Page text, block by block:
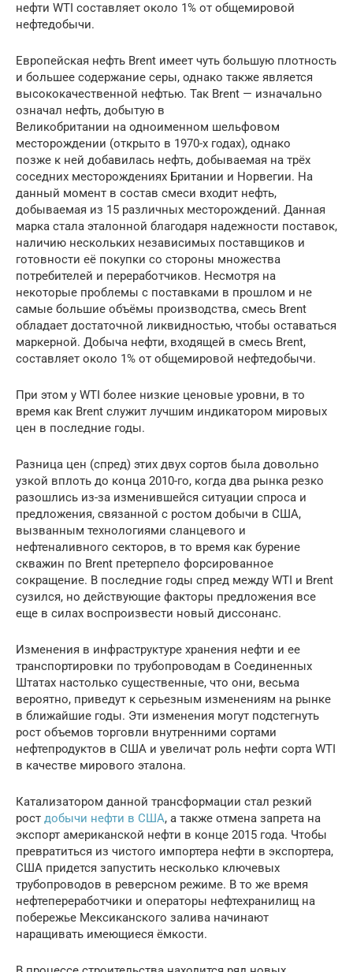
нефти WTI составляет около 1% от общемировой
нефтедобычи.
Европейская нефть Brent имеет чуть большую плотность
и большее содержание серы, однако также является
высококачественной нефтью. Так Brent — изначально
означал нефть, добытую в
Великобритании на одноименном шельфовом
месторождении (открыто в 1970-х годах), однако
позже к ней добавилась нефть, добываемая на трёх
соседних месторождениях Британии и Норвегии. На
данный момент в состав смеси входит нефть,
добываемая из 15 различных месторождений. Данная
марка стала эталонной благодаря надежности поставок,
наличию нескольких независимых поставщиков и
готовности её покупки со стороны множества
потребителей и переработчиков. Несмотря на
некоторые проблемы с поставками в прошлом и не
самые большие объёмы производства, смесь Brent
обладает достаточной ликвидностью, чтобы оставаться
маркерной. Добыча нефти, входящей в смесь Brent,
составляет около 1% от общемировой нефтедобычи.
При этом у WTI более низкие ценовые уровни, в то
время как Brent служит лучшим индикатором мировых
цен в последние годы.
Разница цен (спред) этих двух сортов была довольно
узкой вплоть до конца 2010-го, когда два рынка резко
разошлись из-за изменившейся ситуации спроса и
предложения, связанной с ростом добычи в США,
вызванным технологиями сланцевого и
нефтеналивного секторов, в то время как бурение
скважин по Brent претерпело форсированное
сокращение. В последние годы спред между WTI и Brent
сузился, но действующие факторы предложения все
еще в силах воспроизвести новый диссонанс.
Изменения в инфраструктуре хранения нефти и ее
транспортировки по трубопроводам в Соединенных
Штатах настолько существенные, что они, весьма
вероятно, приведут к серьезным изменениям на рынке
в ближайшие годы. Эти изменения могут подстегнуть
рост объемов торговли внутренними сортами
нефтепродуктов в США и увеличат роль нефти сорта WTI
в качестве мирового эталона.
Катализатором данной трансформации стал резкий
рост добычи нефти в США, а также отмена запрета на
экспорт американской нефти в конце 2015 года. Чтобы
превратиться из чистого импортера нефти в экспортера,
США придется запустить несколько ключевых
трубопроводов в реверсном режиме. В то же время
нефтепереработчики и операторы нефтехранилищ на
побережье Мексиканского залива начинают
наращивать имеющиеся ёмкости.